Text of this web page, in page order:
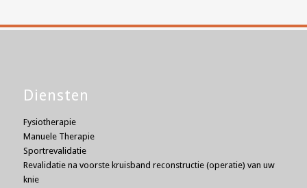
Diensten
Fysiotherapie
Manuele Therapie
Sportrevalidatie
Revalidatie na voorste kruisband reconstructie (operatie) van uw
knie